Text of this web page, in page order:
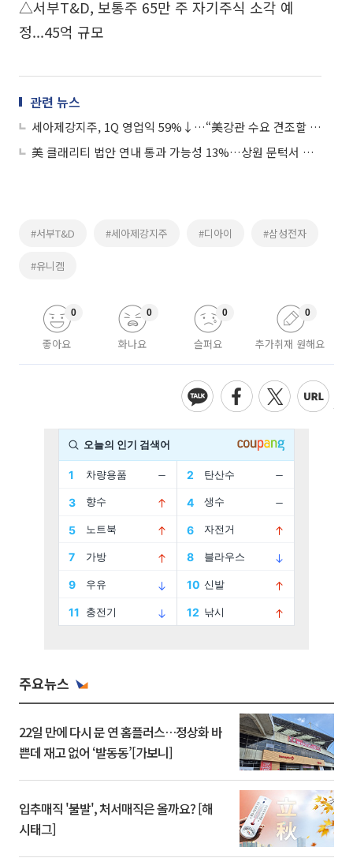
△서부T&D, 보통주 65만 주 자기주식 소각 예
정...45억 규모
관련 뉴스
세아제강지주, 1Q 영업익 59%↓…“美강관 수요 견조할 것”
美 클래리티 법안 연내 통과 가능성 13%…상원 문턱서 제동
#서부T&D #세아제강지주 #디아이 #삼성전자
#유니켐
좋아요
0
화나요
0
슬퍼요
0
추가취재 원해요
0
주요뉴스
22일 만에 다시 문 연 홈플러스…정상화 바
쁜데 재고 없어 ‘발동동’[가보니]
입추매직 '불발', 처서매직은 올까요? [해
시태그]